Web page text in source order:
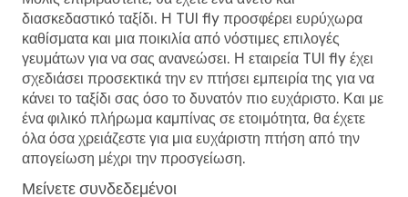
διασκεδαστικό ταξίδι. Η TUI fly προσφέρει ευρύχωρα
καθίσματα και μια ποικιλία από νόστιμες επιλογές
γευμάτων για να σας ανανεώσει. Η εταιρεία TUI fly έχει
σχεδιάσει προσεκτικά την εν πτήσει εμπειρία της για να
κάνει το ταξίδι σας όσο το δυνατόν πιο ευχάριστο. Και με
ένα φιλικό πλήρωμα καμπίνας σε ετοιμότητα, θα έχετε
όλα όσα χρειάζεστε για μια ευχάριστη πτήση από την
απογείωση μέχρι την προσγείωση.
Μείνετε συνδεδεμένοι